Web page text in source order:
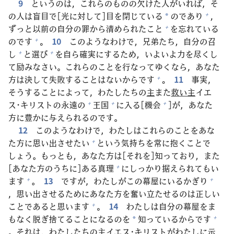
9
というのは，これらのものの欠けた人がいれば，そ
の人は盲目で[光に対して]目を閉じている * のであり + ，
ずっと以前の自分の罪から清められたこと + を忘れている
のです + 。 10 このようなわけで， 兄弟たち， 自分の召
し + と選び + を自ら確実にするため，いよいよ力を尽くし
て励みなさい。これらのことを行なってゆくなら，あなた
方は決して失敗することはないからです + 。 11 事実，
そうすることによって，わたしたちの主また救い主イエ
ス･キリストの永遠の + 王国 + に入る[機会 + ]が，あなた
方に豊かに与えられるのです。
12
このようなわけで，わたしはこれらのことをあな
た方に思い出させたい + という気持ちを常に抱くことで
しょう。もっとも，あなた方は[それを]知っており，また
[あなた方のうちに]ある真理 + にしっかり据えられてもい
ます + 。 13 ですが，わたしがこの幕屋にいるかぎり +
， 思い出させるためにあなた方を奮い立たせるのは正しい
ことであると思います + 。 14 わたしは自分の幕屋をま
もなく 脱ぎ捨てることになるのを * 知っているからです +
。それは，わたしたちの主イエス･キリストがわたしに示